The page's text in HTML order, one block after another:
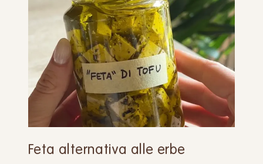
Feta alternativa alle erbe